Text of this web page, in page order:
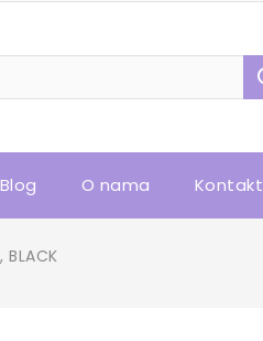
Blog O nama Kontakt
BLACK